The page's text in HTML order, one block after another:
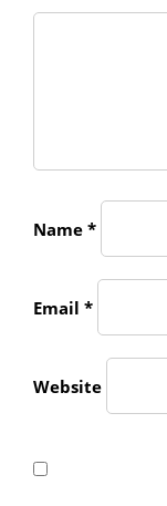
Name *
Email *
Website